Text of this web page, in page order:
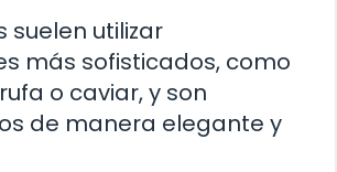
suelen utilizar
más sofisticados, como
o caviar, y son
de manera elegante y